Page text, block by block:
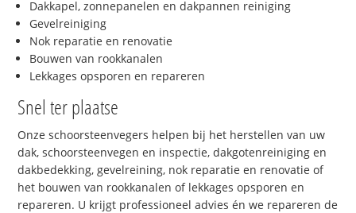
Dakkapel, zonnepanelen en dakpannen reiniging
Gevelreiniging
Nok reparatie en renovatie
Bouwen van rookkanalen
Lekkages opsporen en repareren
Snel ter plaatse
Onze schoorsteenvegers helpen bij het herstellen van uw
dak, schoorsteenvegen en inspectie, dakgotenreiniging en
dakbedekking, gevelreining, nok reparatie en renovatie of
het bouwen van rookkanalen of lekkages opsporen en
repareren. U krijgt professioneel advies én we repareren de